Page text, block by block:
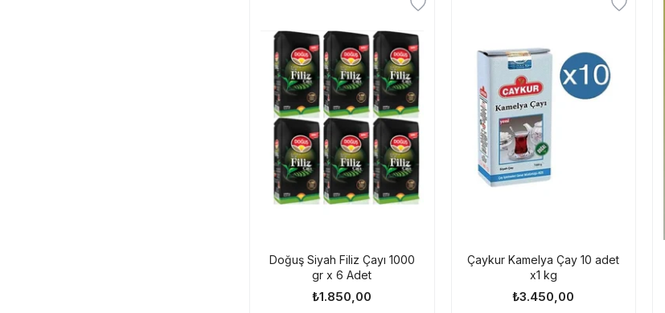
Doğuş Siyah Filiz Çayı 1000
gr x 6 Adet
₺1.850,00
Çaykur Kamelya Çay 10 adet
x1 kg
₺3.450,00